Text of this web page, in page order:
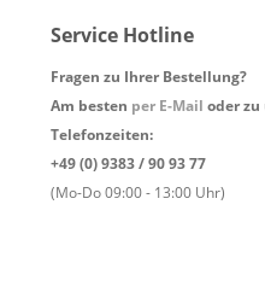
Service Hotline
Fragen zu Ihrer Bestellung?
Am besten per E-Mail oder zu
Telefonzeiten:
+49 (0) 9383 / 90 93 77
(Mo-Do 09:00 - 13:00 Uhr)